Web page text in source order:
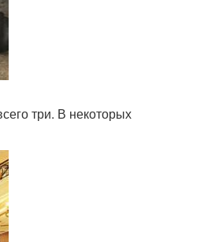
три. В некоторых